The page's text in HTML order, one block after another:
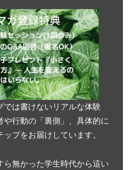
では書けないリアルな体験
や行動の「裏側」、具体的に
プをお届けしています。
ら無かった学生時代から這い